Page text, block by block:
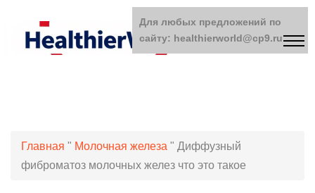
Главная " Молочная железа " Диффузный
фиброматоз молочных желез что это такое
Для любых предложений по
сайту: healthierworld@cp9.ru